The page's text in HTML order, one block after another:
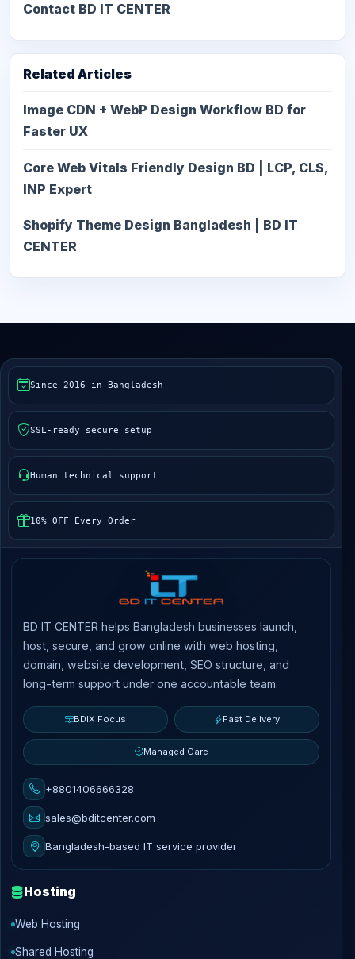
Contact BD IT CENTER
Related Articles
Image CDN + WebP Design Workflow BD for
Faster UX
Core Web Vitals Friendly Design BD | LCP, CLS,
INP Expert
Shopify Theme Design Bangladesh | BD IT
CENTER
Since 2016 in Bangladesh
SSL-ready secure setup
Human technical support
10% OFF Every Order
BD IT CENTER helps Bangladesh businesses launch,
host, secure, and grow online with web hosting,
domain, website development, SEO structure, and
long-term support under one accountable team.
BDIX Focus Fast Delivery
Managed Care
+8801406666328
sales@bditcenter.com
Bangladesh-based IT service provider
Hosting
Web Hosting
Shared Hosting